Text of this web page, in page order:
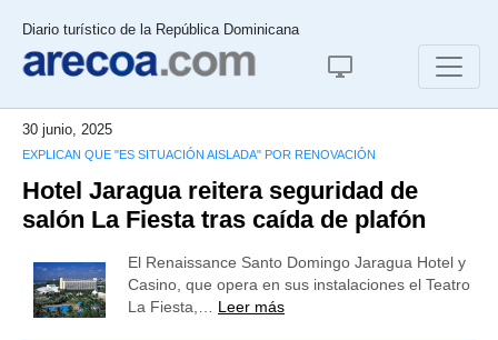
Diario turístico de la República Dominicana
30 junio, 2025
EXPLICAN QUE "ES SITUACIÓN AISLADA" POR RENOVACIÓN
Hotel Jaragua reitera seguridad de
salón La Fiesta tras caída de plafón
El Renaissance Santo Domingo Jaragua Hotel y
Casino, que opera en sus instalaciones el Teatro
La Fiesta,… Leer más